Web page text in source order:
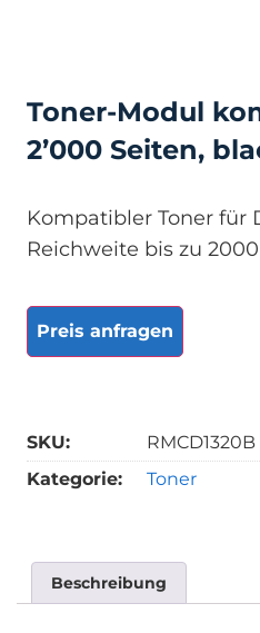
Toner-Modul
2’000 Seiten,
Kompatibler Toner für
Reichweite bis zu
Preis anfragen
SKU:
RMCD1320B
Kategorie:
Toner
Beschreibung